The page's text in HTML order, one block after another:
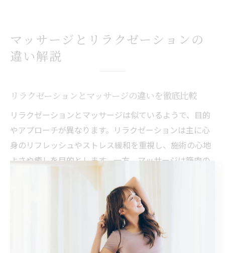
マッサージとリラクゼーションの
違い解説
リラクゼーションとマッサージの違いを徹底比較
リラクゼーションとマッサージは似ているようで、目的
やアプローチが異なります。リラクゼーションは主に心
身のリフレッシュやストレス緩和を重視し、施術の心地
よさや癒しを目的とします。一方、マッサージは筋肉の
こりや疲労回復など身体への直接的なアプローチが特徴
です。例えば、リラクゼーションでは会話やアロマの香
りで精神的な安らぎを重視し、マッサージでは手技を使
って筋肉に働きかける施術が行われます。この違いを理
解することで、自分に合ったサービス選びが可能となり